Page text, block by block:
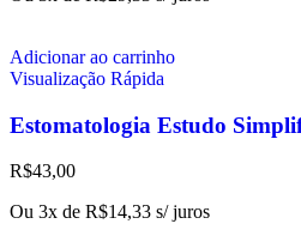
Adicionar ao carrinho
Visualização Rápida
Estomatologia Estudo
R$43,00
Ou 3x de R$14,33 s/ juros